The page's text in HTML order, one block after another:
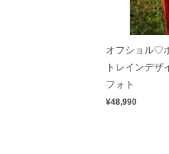
オフショル♡
トレインデ
フォト
¥48,990